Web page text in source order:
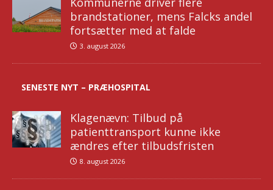
brandstationer, mens Falcks andel
fortsætter med at falde
3. august 2026
SENESTE NYT – PRÆHOSPITAL
Klagenævn: Tilbud på
patienttransport kunne ikke
ændres efter tilbudsfristen
8. august 2026